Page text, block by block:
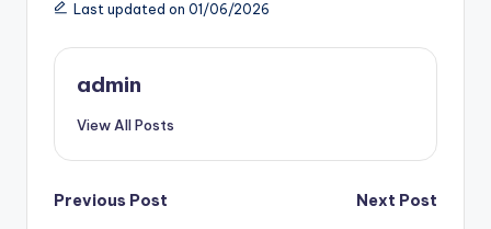
Last updated on 01/06/2026
admin
View All Posts
Post
Previous Post Next Post